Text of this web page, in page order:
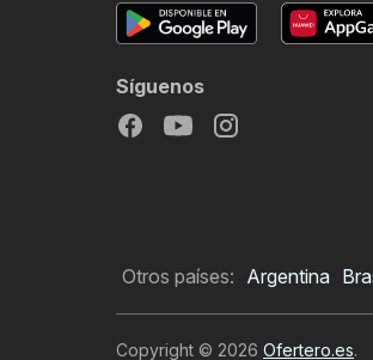
Síguenos
Otros países: Argentina
Copyright © 2026 Ofertero.es.